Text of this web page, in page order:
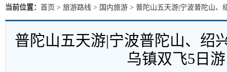
当前位置： 首页 > 旅游路线 > 国内旅游 > 普陀山五天游|宁波普陀山、
容
普陀山五天游|宁波普陀山、绍
乌镇双飞5日游